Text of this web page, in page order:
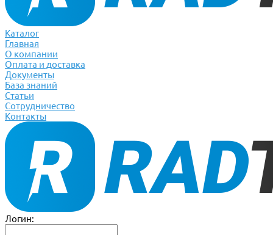
Каталог
Главная
О компании
Оплата и доставка
Документы
База знаний
Статьи
Сотрудничество
Контакты
Логин: